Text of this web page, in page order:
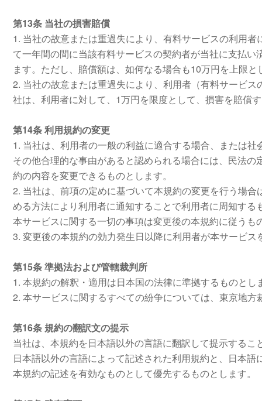
第13条 当社の損害賠償
1. 当社の故意または重過失により、有料サービスの利用
て一年間の間に当該有料サービスの契約者が当社に支払
ます。ただし、賠償額は、如何なる場合も10万円を上限と
2. 当社の故意または重過失により、利用者（有料サービ
社は、利用者に対して、1万円を限度として、損害を賠償
第14条 利用規約の変更
1. 当社は、利用者の一般の利益に適合する場合、または
その他合理的な事由があると認められる場合には、民法
約の内容を変更できるものとします。
2. 当社は、前項の定めに基づいて本規約の変更を行う場
める方法により利用者に通知することで利用者に周知す
本サービスに関する一切の事項は変更後の本規約に従うも
3. 変更後の本規約の効力発生日以降に利用者が本サービ
第15条 準拠法および管轄裁判所
1. 本規約の解釈・適用は日本国の法律に準拠するものとし
2. 本サービスに関するすべての紛争については、東京地
第16条 規約の翻訳文の提示
当社は、本規約を日本語以外の言語に翻訳して提示するこ
日本語以外の言語によって記述された利用規約と、日本
本規約の記述を有効なものとして優先するものとします。